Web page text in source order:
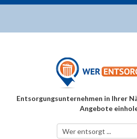
Über
Entsorgungsunternehmen in Ihrer
Angebote